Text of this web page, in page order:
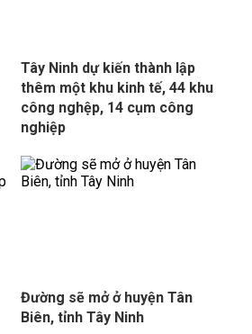
Tây Ninh dự kiến thành lập
thêm một khu kinh tế, 44 khu
công nghệp, 14 cụm công
nghiệp
Đường sẽ mở ở huyện Tân
Biên, tỉnh Tây Ninh